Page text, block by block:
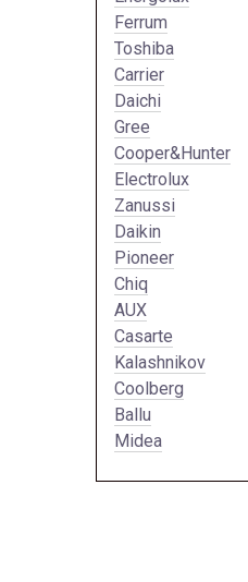
Ferrum
Toshiba
Carrier
Daichi
Gree
Cooper&Hunter
Electrolux
Zanussi
Daikin
Pioneer
Chiq
AUX
Casarte
Kalashnikov
Coolberg
Ballu
Midea